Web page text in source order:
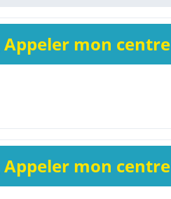
Appeler mon centre
Appeler mon centre